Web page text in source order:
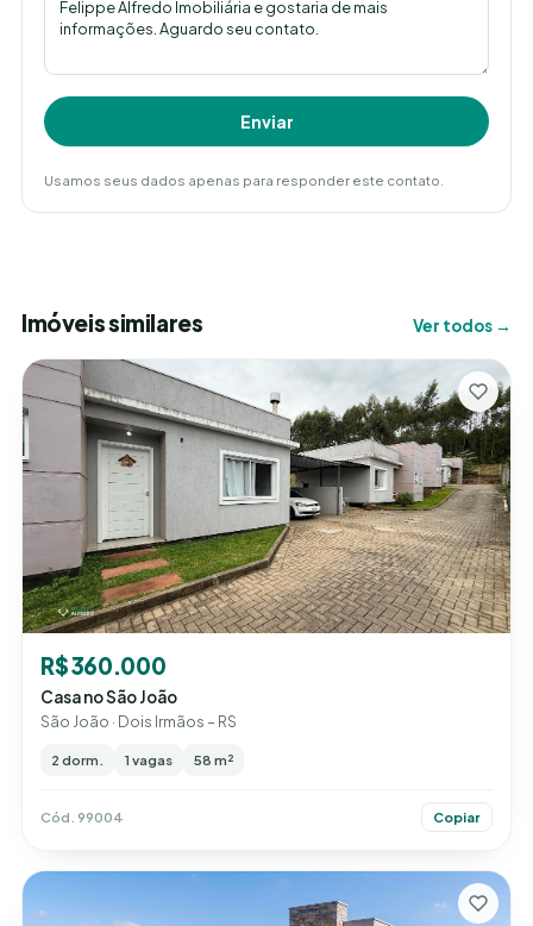
Enviar
Usamos seus dados apenas para responder este contato.
Imóveis similares Ver todos →
R$ 360.000
Casa no São João
São João · Dois Irmãos – RS
2 dorm. 1 vagas 58 m²
Cód. 99004 Copiar